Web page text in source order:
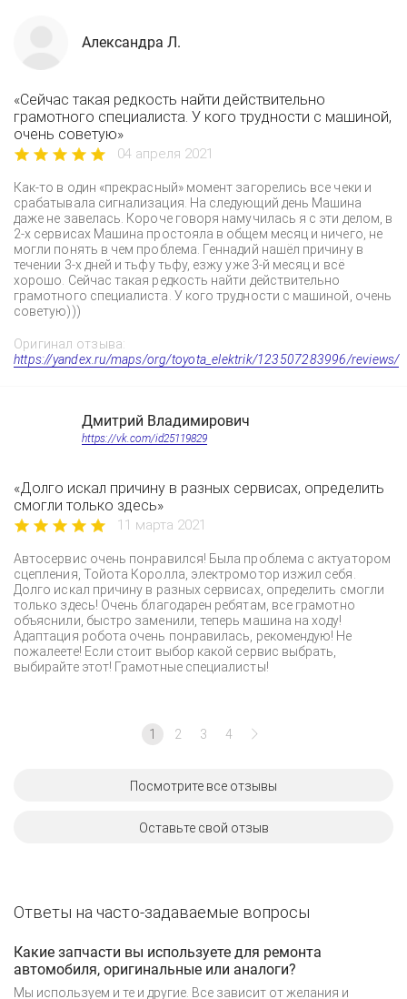
Александра Л.
«Сейчас такая редкость найти действительно
грамотного специалиста. У кого трудности с машиной,
очень советую»
04 апреля 2021
Как-то в один «прекрасный» момент загорелись все чеки и
срабатывала сигнализация. На следующий день Машина
даже не завелась. Короче говоря намучилась я с эти делом, в
2-х сервисах Машина простояла в общем месяц и ничего, не
могли понять в чем проблема. Геннадий нашёл причину в
течении 3-х дней и тьфу тьфу, езжу уже 3-й месяц и всё
хорошо. Сейчас такая редкость найти действительно
грамотного специалиста. У кого трудности с машиной, очень
советую)))
Оригинал отзыва:
https://yandex.ru/maps/org/toyota_elektrik/123507283996/reviews/
Дмитрий Владимирович
https://vk.com/id25119829
«Долго искал причину в разных сервисах, определить
смогли только здесь»
11 марта 2021
Автосервис очень понравился! Была проблема с актуатором
сцепления, Тойота Королла, электромотор изжил себя.
Долго искал причину в разных сервисах, определить смогли
только здесь! Очень благодарен ребятам, все грамотно
объяснили, быстро заменили, теперь машина на ходу!
Адаптация робота очень понравилась, рекомендую! Не
пожалеете! Если стоит выбор какой сервис выбрать,
выбирайте этот! Грамотные специалисты!
1 2 3 4
Посмотрите все отзывы
Оставьте свой отзыв
Ответы на часто-задаваемые вопросы
Какие запчасти вы используете для ремонта
автомобиля, оригинальные или аналоги?
Мы используем и те и другие. Все зависит от желания и